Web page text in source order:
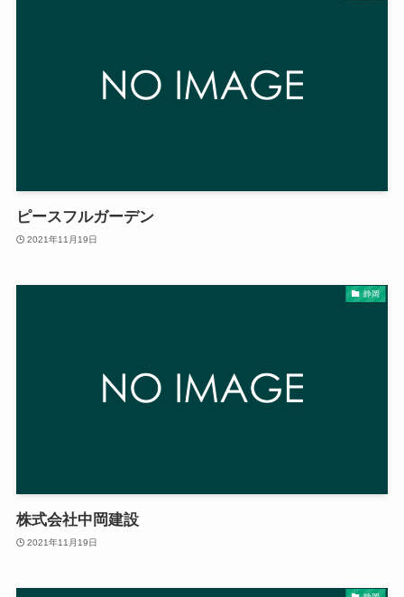
ピースフルガーデン
2021年11月19日
静岡
株式会社中岡建設
2021年11月19日